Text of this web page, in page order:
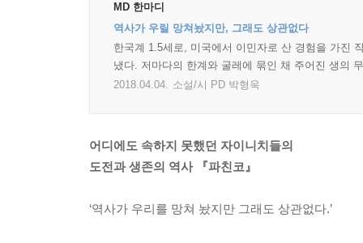
MD 한마디
역사가 우릴 망쳐놨지만, 그래도 상관없다
한국계 1.5세로, 미국에서 이민자로 산 경험을 가진
냈다. 저마다의 한계와 굴레에 묶인 채 주어진 생의
2018.04.04. 소설/시 PD 박형욱
어디에도 속하지 못했던 자이니치들의
도전과 생존의 역사 『파친코』
‘역사가 우리를 망쳐 놨지만 그래도 상관없다.’